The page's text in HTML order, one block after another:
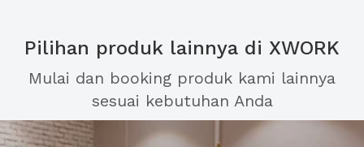
Pilihan produk lainnya di XWORK
Mulai dan booking produk kami lainnya
sesuai kebutuhan Anda